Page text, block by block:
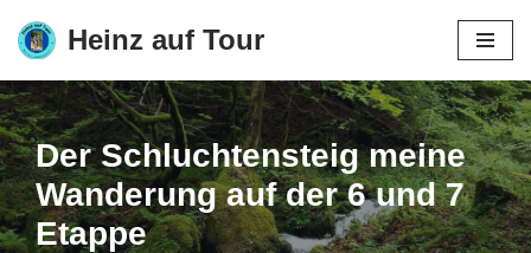
Zum
Inhalt
springen
Heinz auf Tour
Der Schluchtensteig meine
Wanderung auf der 6 und 7
Etappe